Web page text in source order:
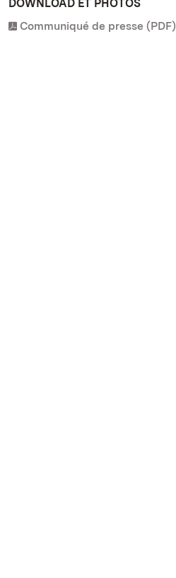
DOWNLOAD ET PHOTOS
Communiqué de presse (PDF)